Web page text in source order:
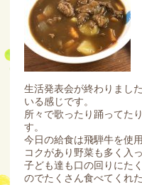
生活発表会が終わりまし
いる感じです。
所々で歌ったり踊ってた
す。
今日の給食は飛騨牛を使
コクがあり野菜も多く入
子ども達も口の回りにた
のでたくさん食べてくれ